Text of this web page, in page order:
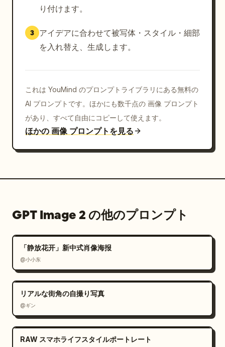
り付けます。
3
アイデアに合わせて被写体・スタイル・細部
を入れ替え、生成します。
これは YouMind のプロンプトライブラリにある無料の
AI プロンプトです。ほかにも数千点の 画像 プロンプト
があり、すべて自由にコピーして使えます。
ほかの 画像 プロンプトを見る
GPT Image 2 の他のプロンプト
「静放花开」新中式肖像海报
@小小东
リアルな街角の自撮り写真
@ギン
RAW スマホライフスタイルポートレート